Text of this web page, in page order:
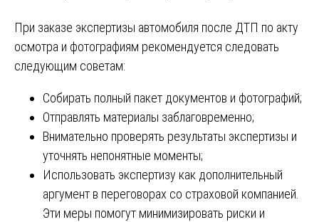
При заказе экспертизы автомобиля после ДТП по акту
осмотра и фотографиям рекомендуется следовать
следующим советам:
Собирать полный пакет документов и фотографий;
Отправлять материалы заблаговременно;
Внимательно проверять результаты экспертизы и
уточнять непонятные моменты;
Использовать экспертизу как дополнительный
аргумент в переговорах со страховой компанией.
Эти меры помогут минимизировать риски и